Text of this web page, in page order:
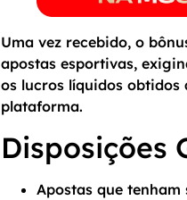
Uma vez recebido, o
apostas esportivas,
os lucros líquidos
plataforma.
Disposições
Apostas que